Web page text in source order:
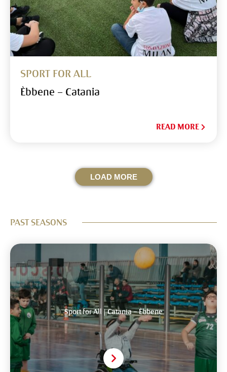
SPORT FOR ALL
Èbbene – Catania
READ MORE
LOAD MORE
PAST SEASONS
Sport for All | Catania – Èbbene